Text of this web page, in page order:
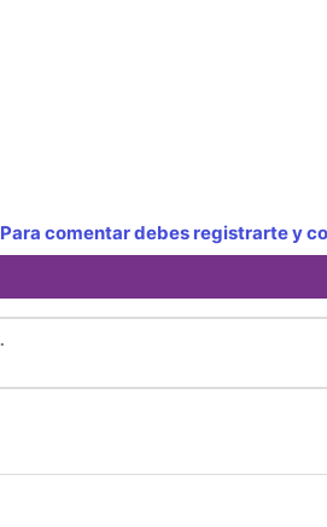
Para comentar debes registrarte y